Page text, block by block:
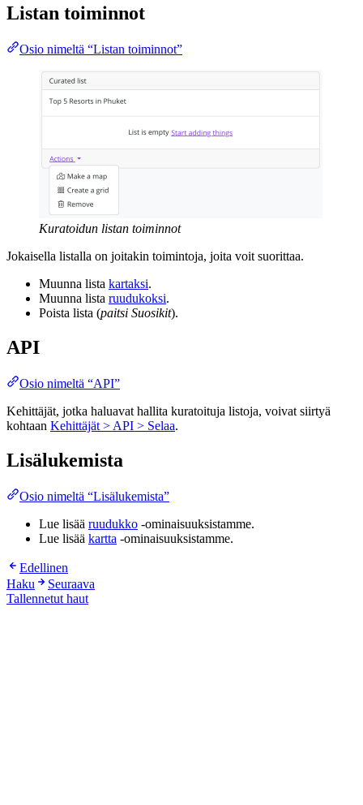
Listan toiminnot
Osio nimeltä “Listan toiminnot”
Kuratoidun listan toiminnot
Jokaisella listalla on joitakin toimintoja, joita voit suorittaa.
Muunna lista kartaksi.
Muunna lista ruudukoksi.
Poista lista (paitsi Suosikit).
API
Osio nimeltä “API”
Kehittäjät, jotka haluavat hallita kuratoituja listoja, voivat siirtyä
kohtaan Kehittäjät > API > Selaa.
Lisälukemista
Osio nimeltä “Lisälukemista”
Lue lisää ruudukko -ominaisuuksistamme.
Lue lisää kartta -ominaisuuksistamme.
Edellinen
Haku
Seuraava
Tallennetut haut